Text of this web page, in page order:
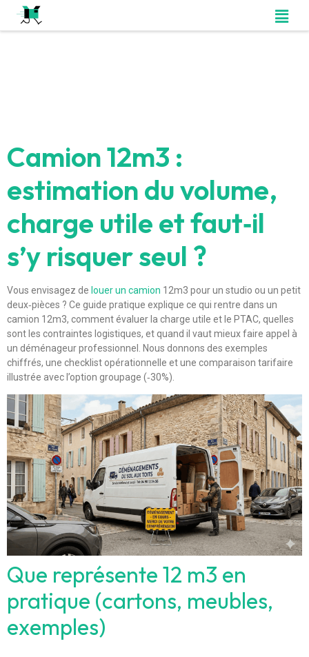
Camion 12m3 :
estimation du volume,
charge utile et faut‑il
s’y risquer seul ?
Vous envisagez de louer un camion 12m3 pour un studio ou un petit
deux‑pièces ? Ce guide pratique explique ce qui rentre dans un
camion 12m3, comment évaluer la charge utile et le PTAC, quelles
sont les contraintes logistiques, et quand il vaut mieux faire appel à
un déménageur professionnel. Nous donnons des exemples
chiffrés, une checklist opérationnelle et une comparaison tarifaire
illustrée avec l’option groupage (‑30%).
Que représente 12 m3 en
pratique (cartons, meubles,
exemples)